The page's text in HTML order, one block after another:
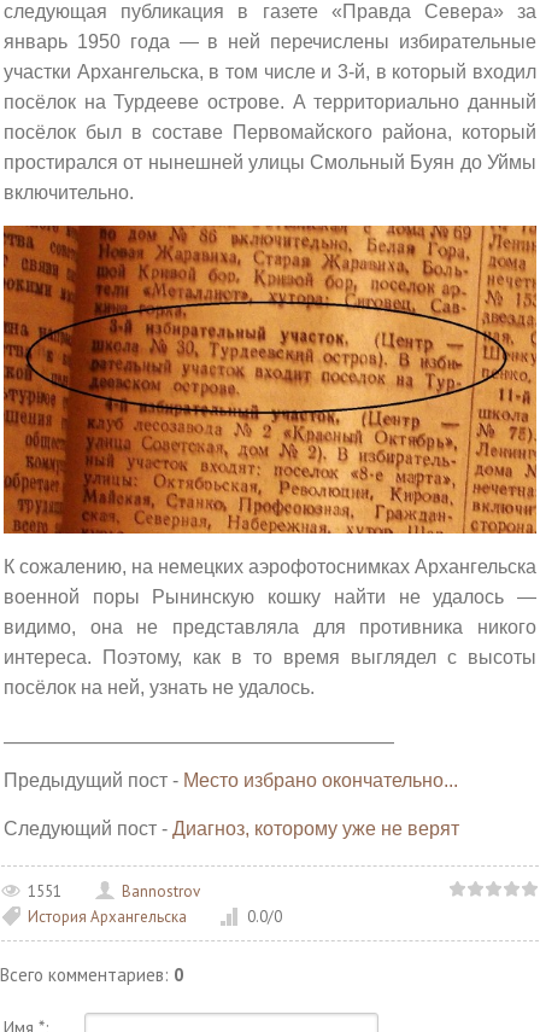
следующая публикация в газете «Правда Севера» за
январь 1950 года — в ней перечислены избирательные
участки Архангельска, в том числе и 3-й, в который входил
посёлок на Турдееве острове. А территориально данный
посёлок был в составе Первомайского района, который
простирался от нынешней улицы Смольный Буян до Уймы
включительно.
К сожалению, на немецких аэрофотоснимках Архангельска
военной поры Рынинскую кошку найти не удалось —
видимо, она не представляла для противника никого
интереса. Поэтому, как в то время выглядел с высоты
посёлок на ней, узнать не удалось.
Предыдущий пост - Место избрано окончательно...
Следующий пост - Диагноз, которому уже не верят
1551
Bannostrov
История Архангельска
0.0/0
Всего комментариев: 0